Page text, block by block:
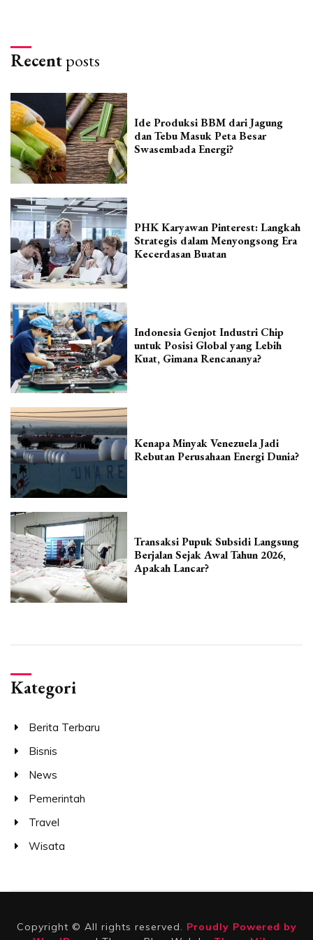
Recentposts
Ide Produksi BBM dari Jagung
dan Tebu Masuk Peta Besar
Swasembada Energi?
PHK Karyawan Pinterest: Langkah
Strategis dalam Menyongsong Era
Kecerdasan Buatan
Indonesia Genjot Industri Chip
untuk Posisi Global yang Lebih
Kuat, Gimana Rencananya?
Kenapa Minyak Venezuela Jadi
Rebutan Perusahaan Energi Dunia?
Transaksi Pupuk Subsidi Langsung
Berjalan Sejak Awal Tahun 2026,
Apakah Lancar?
Kategori
Berita Terbaru
Bisnis
News
Pemerintah
Travel
Wisata
Copyright © All rights reserved. Proudly Powered by